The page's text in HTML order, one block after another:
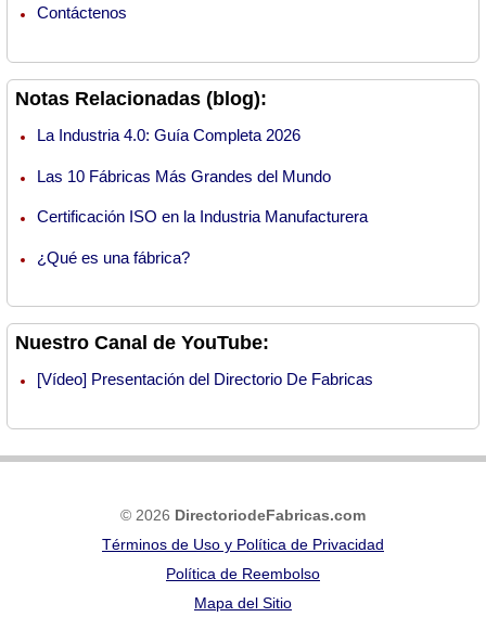
Contáctenos
Notas Relacionadas (blog):
La Industria 4.0: Guía Completa 2026
Las 10 Fábricas Más Grandes del Mundo
Certificación ISO en la Industria Manufacturera
¿Qué es una fábrica?
Nuestro Canal de YouTube:
[Vídeo] Presentación del Directorio De Fabricas
© 2026 DirectoriodeFabricas.com
Términos de Uso y Política de Privacidad
Política de Reembolso
Mapa del Sitio